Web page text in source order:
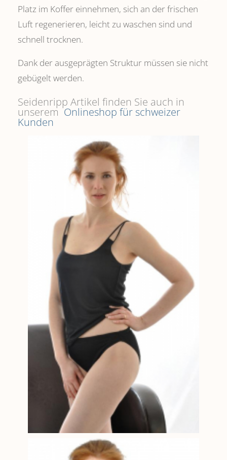
Platz im Koffer einnehmen, sich an der frischen
Luft regenerieren, leicht zu waschen sind und
schnell trocknen.
Dank der ausgeprägten Struktur müssen sie nicht
gebügelt werden.
Seidenripp Artikel finden Sie auch in
unserem Onlineshop für schweizer
Kunden